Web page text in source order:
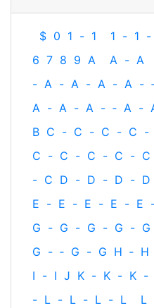
$ 0 1 - 1 1 - 1 -
6 7 8 9 A A - A
- A - A - A - A -
A - A - A - ‐ A -
B C - C - C - C -
C - C - C - C - C
- C D - D - D - D
E - E - E - E - E
G - G - G - G - G
G - ‐ G - G H ‐ H
I - I J K - K - K -
- L - L - L - L L